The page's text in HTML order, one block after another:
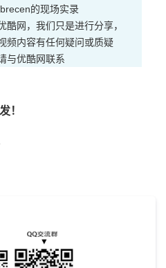
的现场实录
酷网，我们只是进行分享，
频内容有任何疑问或质疑
与优酷网联系
！